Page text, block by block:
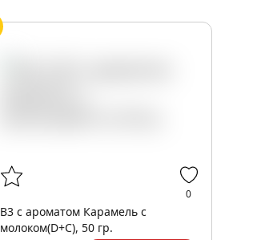
0
B3 с ароматом Карамель с
молоком(D+C), 50 гр.